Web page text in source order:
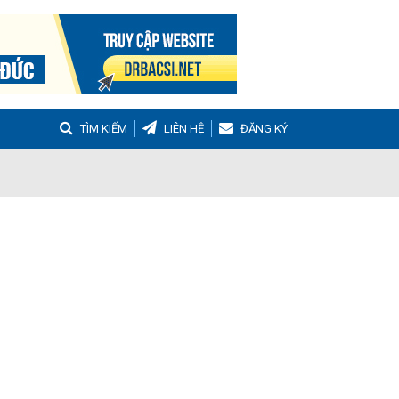
TÌM KIẾM LIÊN HỆ ĐĂNG KÝ
Tọa